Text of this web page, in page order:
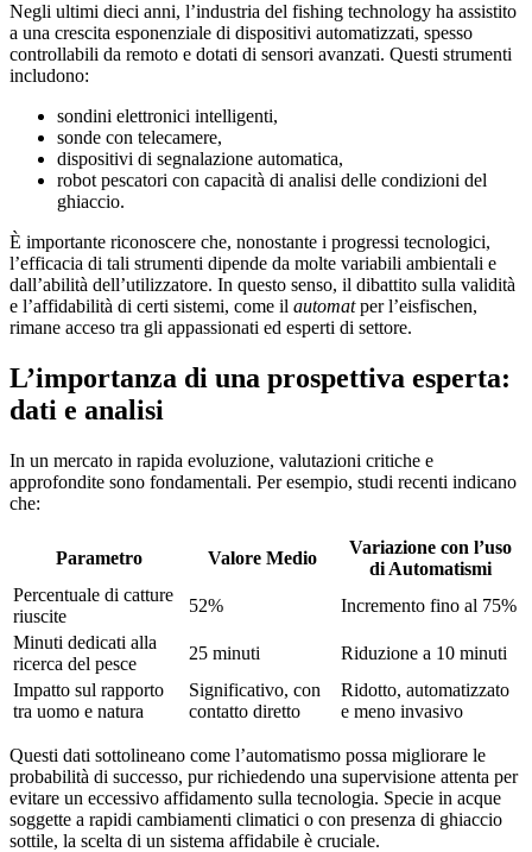
Negli ultimi dieci anni, l’industria del fishing technology ha assistito
a una crescita esponenziale di dispositivi automatizzati, spesso
controllabili da remoto e dotati di sensori avanzati. Questi strumenti
includono:
sondini elettronici intelligenti,
sonde con telecamere,
dispositivi di segnalazione automatica,
robot pescatori con capacità di analisi delle condizioni del
ghiaccio.
È importante riconoscere che, nonostante i progressi tecnologici,
l’efficacia di tali strumenti dipende da molte variabili ambientali e
dall’abilità dell’utilizzatore. In questo senso, il dibattito sulla validità
e l’affidabilità di certi sistemi, come il automatper l’eisfischen,
rimane acceso tra gli appassionati ed esperti di settore.
L’importanza di una prospettiva esperta:
dati e analisi
In un mercato in rapida evoluzione, valutazioni critiche e
approfondite sono fondamentali. Per esempio, studi recenti indicano
che:
Parametro Valore Medio
Variazione con l’uso
di Automatismi
Percentuale di catture
riuscite
52%
Incremento fino al 75%
Minuti dedicati alla
ricerca del pesce
25 minuti
Riduzione a 10 minuti
Impatto sul rapporto
tra uomo e natura
Significativo, con
contatto diretto
Ridotto, automatizzato
e meno invasivo
Questi dati sottolineano come l’automatismo possa migliorare le
probabilità di successo, pur richiedendo una supervisione attenta per
evitare un eccessivo affidamento sulla tecnologia. Specie in acque
soggette a rapidi cambiamenti climatici o con presenza di ghiaccio
sottile, la scelta di un sistema affidabile è cruciale.